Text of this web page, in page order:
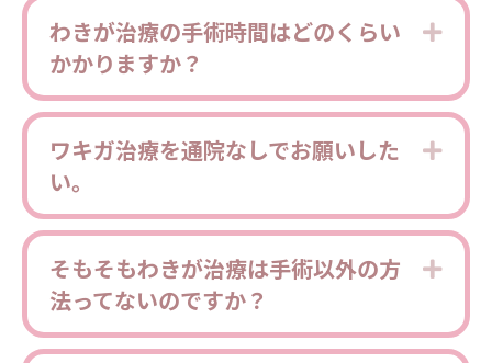
わきが治療の手術時間はどのくらい
かかりますか？
ワキガ治療を通院なしでお願いした
い。
そもそもわきが治療は手術以外の方
法ってないのですか？